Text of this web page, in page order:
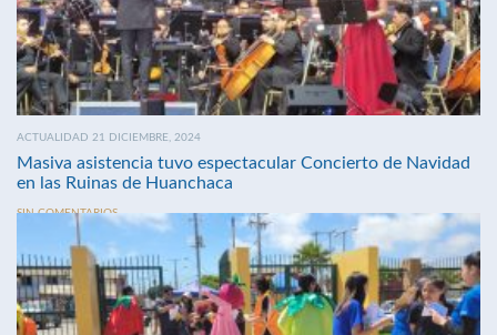
ACTUALIDAD 21 DICIEMBRE, 2024
Masiva asistencia tuvo espectacular Concierto de Navidad
en las Ruinas de Huanchaca
SIN COMENTARIOS